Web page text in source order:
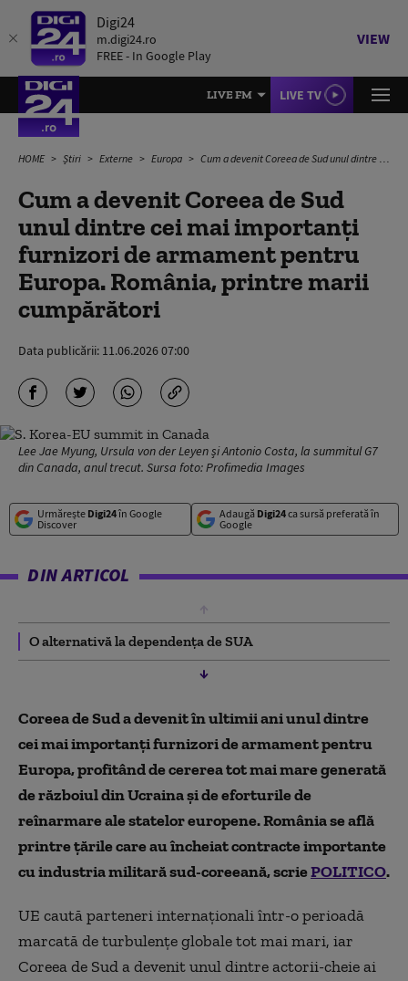
Digi24
m.digi24.ro
FREE - In Google Play
VIEW
LIVE FM LIVE TV
HOME Știri Externe Europa Cum a devenit Coreea de Sud unul dintre cei mai importanți furnizori de armament pentru Europa. România, printre marii cumpărători
Cum a devenit Coreea de Sud
unul dintre cei mai importanți
furnizori de armament pentru
Europa. România, printre marii
cumpărători
Data publicării: 11.06.2026 07:00
Lee Jae Myung, Ursula von der Leyen și Antonio Costa, la summitul G7
din Canada, anul trecut. Sursa foto: Profimedia Images
Urmărește Digi24în Google
Discover
Adaugă Digi24ca sursă preferată în
Google
DIN ARTICOL
O alternativă la dependența de SUA
Coreea de Sud a devenit în ultimii ani unul dintre
cei mai importanți furnizori de armament pentru
Europa, profitând de cererea tot mai mare generată
de războiul din Ucraina și de eforturile de
reînarmare ale statelor europene. România se află
printre țările care au încheiat contracte importante
cu industria militară sud-coreeană, scriePOLITICO.
UE caută parteneri internaționali într-o perioadă
marcată de turbulențe globale tot mai mari, iar
Coreea de Sud a devenit unul dintre actorii-cheie ai